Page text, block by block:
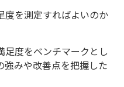
度を測定すればよいのか
足度をベンチマークとし
強みや改善点を把握した